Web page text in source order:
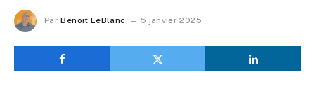
Par Benoit LeBlanc 5 janvier 2025